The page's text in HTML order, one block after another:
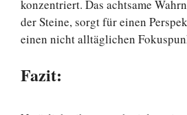
konzentriert. Das achtsame
der Steine, sorgt für einen
einen nicht alltäglichen
Fazit: